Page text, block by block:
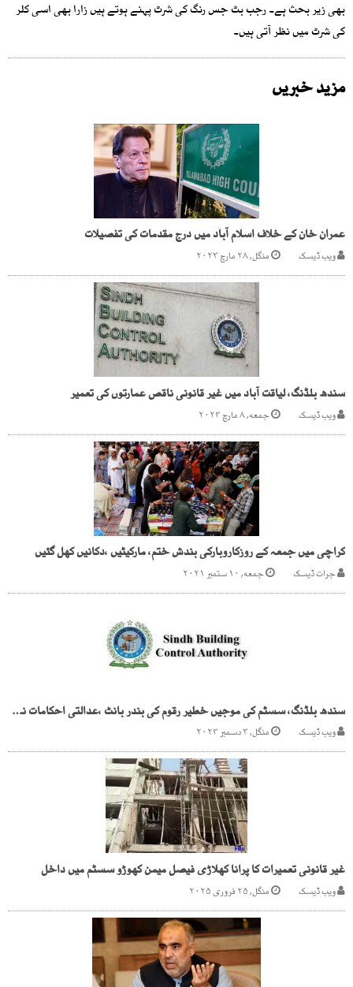
بھی زیر بحث ہے۔ رجب بٹ جس رنگ کی شرٹ پہنے ہوتے ہیں زارا بھی اسی کلر
کی شرٹ میں نظر آتی ہیں۔
مزید خبریں
عمران خان کے خلاف اسلام آباد میں درج مقدمات کی تفصیلات
ویب ڈیسک منگل, ۲۸ مارچ ۲۰۲۳
سندھ بلڈنگ، لیاقت آباد میں غیر قانونی ناقص عمارتوں کی تعمیر
ویب ڈیسک جمعه, ۸ مارچ ۲۰۲۴
کراچی میں جمعہ کے روزکاروبارکی بندش ختم، مارکیٹیں ،دکانیں کھل گئیں
جرات ڈیسک جمعه, ۱۰ ستمبر ۲۰۲۱
سندھ بلڈنگ، سسٹم کی موجیں خطیر رقوم کی بندر بانٹ ،عدالتی احکامات نظر انداز
ویب ڈیسک منگل, ۳ دسمبر ۲۰۲۴
غیر قانونی تعمیرات کا پرانا کھلاڑی فیصل میمن کھوڑو سسٹم میں داخل
ویب ڈیسک منگل, ۲۵ فروری ۲۰۲۵